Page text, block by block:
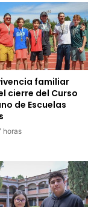
familiar
cierre del Curso
de Escuelas
horas